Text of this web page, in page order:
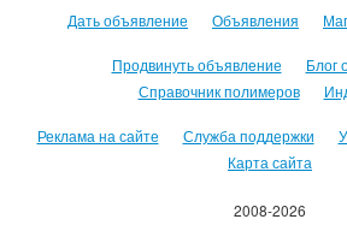
Дать объявление Объявления
Продвинуть объявление
Блог
Справочник полимеров
Реклама на сайте Служба поддержки
Карта сайта
2008-2026